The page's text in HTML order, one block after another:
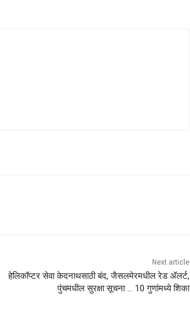
Next article
हेलिकॉप्टर सेवा केदनाथसाठी बंद, जैसलमेरमधील रेड अ‍ॅलर्ट,
पुंचमधील सुरक्षा सूचना … 10 गुणांमध्ये शिका